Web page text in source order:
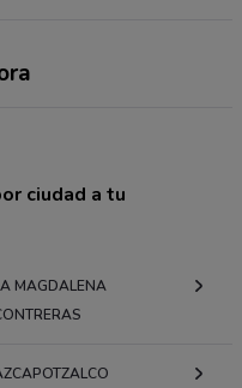
ciudad a tu
MAGDALENA